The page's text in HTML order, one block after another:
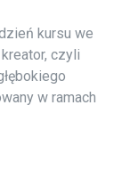
kursu we
czyli
w ramach